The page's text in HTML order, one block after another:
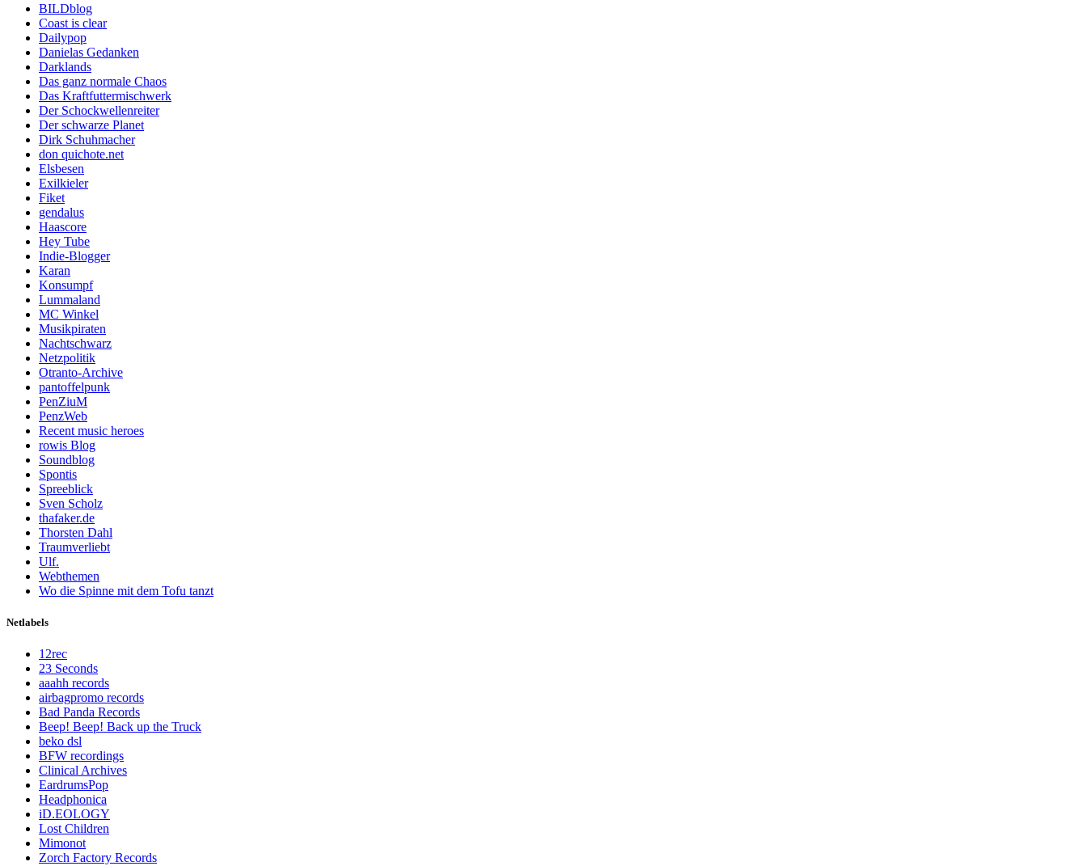
BILDblog
Coast is clear
Dailypop
Danielas Gedanken
Darklands
Das ganz normale Chaos
Das Kraftfuttermischwerk
Der Schockwellenreiter
Der schwarze Planet
Dirk Schuhmacher
don quichote.net
Elsbesen
Exilkieler
Fiket
gendalus
Haascore
Hey Tube
Indie-Blogger
Karan
Konsumpf
Lummaland
MC Winkel
Musikpiraten
Nachtschwarz
Netzpolitik
Otranto-Archive
pantoffelpunk
PenZiuM
PenzWeb
Recent music heroes
rowis Blog
Soundblog
Spontis
Spreeblick
Sven Scholz
thafaker.de
Thorsten Dahl
Traumverliebt
Ulf.
Webthemen
Wo die Spinne mit dem Tofu tanzt
Netlabels
12rec
23 Seconds
aaahh records
airbagpromo records
Bad Panda Records
Beep! Beep! Back up the Truck
beko dsl
BFW recordings
Clinical Archives
EardrumsPop
Headphonica
iD.EOLOGY
Lost Children
Mimonot
Zorch Factory Records